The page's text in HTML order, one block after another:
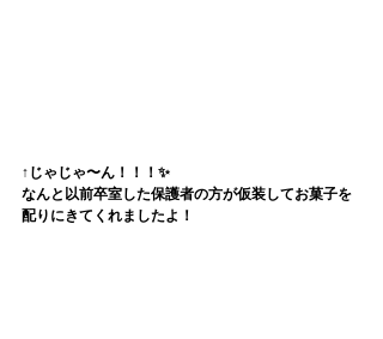
↑じゃじゃ〜ん！！！✨
なんと以前卒室した保護者の方が仮装してお菓子を
配りにきてくれましたよ！